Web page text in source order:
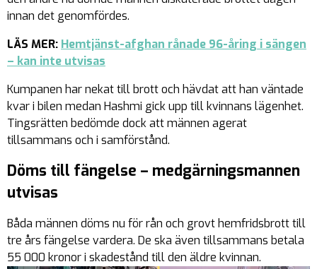
innan det genomfördes.
LÄS MER: Hemtjänst-afghan rånade 96-åring i sängen
– kan inte utvisas
Kumpanen har nekat till brott och hävdat att han väntade
kvar i bilen medan Hashmi gick upp till kvinnans lägenhet.
Tingsrätten bedömde dock att männen agerat
tillsammans och i samförstånd.
Döms till fängelse – medgärningsmannen
utvisas
Båda männen döms nu för rån och grovt hemfridsbrott till
tre års fängelse vardera. De ska även tillsammans betala
55 000 kronor i skadestånd till den äldre kvinnan.